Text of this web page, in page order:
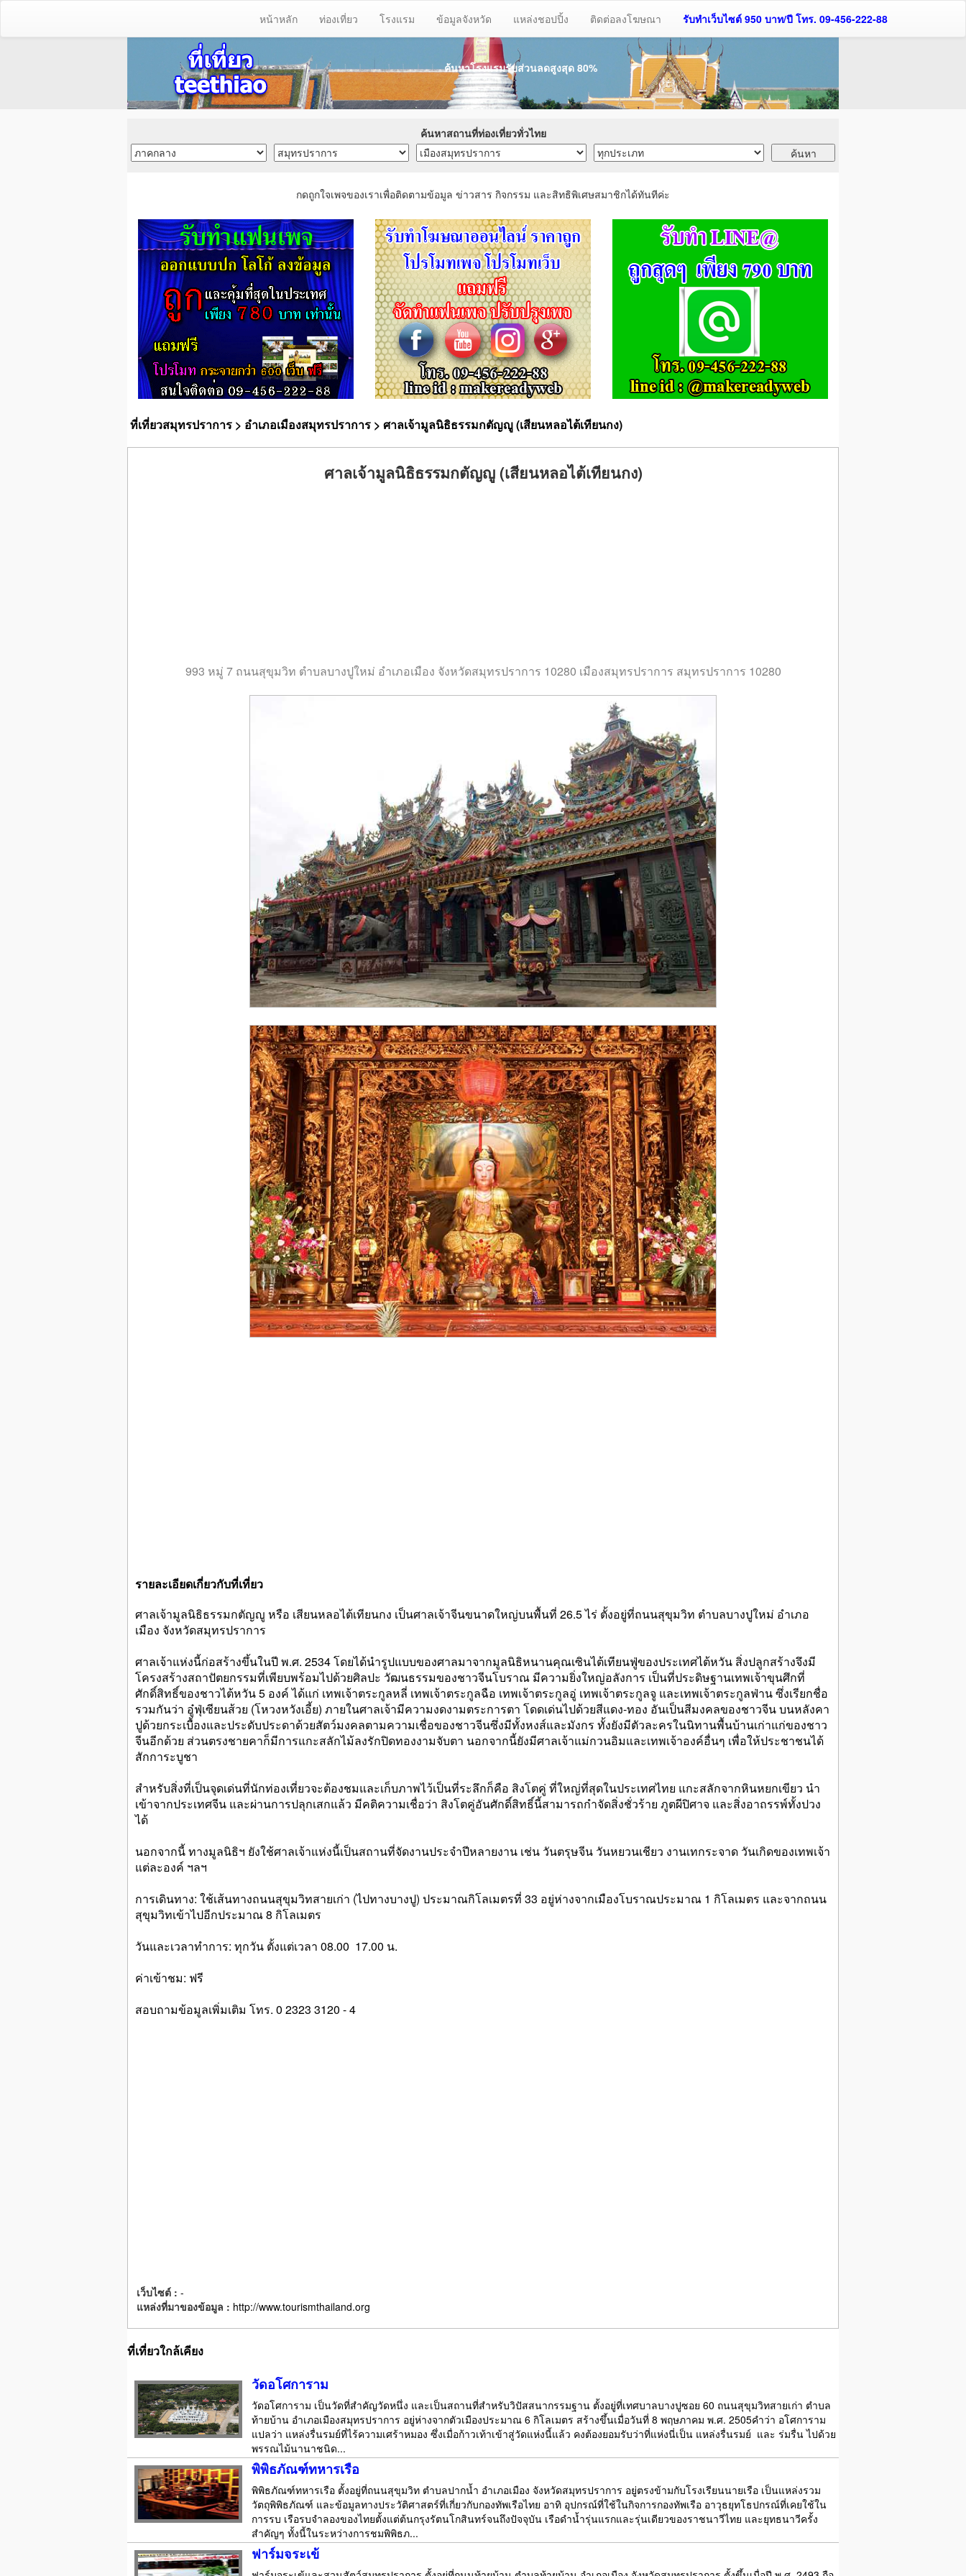
หน้าหลัก ท่องเที่ยว โรงแรม ข้อมูลจังหวัด แหล่งชอปปิ้ง ติดต่อลงโฆษณา รับทำเว็บไซต์ 950 บาท/ปี โทร. 09-456-222-88
ค้นหาโรงแรมรับส่วนลดสูงสุด 80%
ค้นหาสถานที่ท่องเที่ยวทั่วไทย
กดถูกใจเพจของเราเพื่อติดตามข้อมูล ข่าวสาร กิจกรรม และสิทธิพิเศษสมาชิกได้ทันทีค่ะ
ที่เที่ยวสมุทรปราการ > อำเภอเมืองสมุทรปราการ > ศาลเจ้ามูลนิธิธรรมกตัญญู (เสียนหลอไต้เทียนกง)
ศาลเจ้ามูลนิธิธรรมกตัญญู (เสียนหลอไต้เทียนกง)
993 หมู่ 7 ถนนสุขุมวิท ตำบลบางปูใหม่ อำเภอเมือง จังหวัดสมุทรปราการ 10280 เมืองสมุทรปราการ สมุทรปราการ 10280
รายละเอียดเกี่ยวกับที่เที่ยว
ศาลเจ้ามูลนิธิธรรมกตัญญู หรือ เสียนหลอไต้เทียนกง เป็นศาลเจ้าจีนขนาดใหญ่บนพื้นที่ 26.5 ไร่ ตั้งอยู่ที่ถนนสุขุมวิท ตำบลบางปูใหม่ อำเภอ
เมือง จังหวัดสมุทรปราการ
ศาลเจ้าแห่งนี้ก่อสร้างขึ้นในปี พ.ศ. 2534 โดยได้นำรูปแบบของศาลมาจากมูลนิธิหนานคุณเซินไต้เทียนฟู่ของประเทศไต้หวัน สิ่งปลูกสร้างจึงมี
โครงสร้างสถาปัตยกรรมที่เพียบพร้อมไปด้วยศิลปะ วัฒนธรรมของชาวจีนโบราณ มีความยิ่งใหญ่อลังการ เป็นที่ประดิษฐานเทพเจ้าขุนศึกที่
ศักดิ์สิทธิ์ของชาวไต้หวัน 5 องค์ ได้แก่ เทพเจ้าตระกูลหลี่ เทพเจ้าตระกูลฉือ เทพเจ้าตระกูลอู่ เทพเจ้าตระกูลจู และเทพเจ้าตระกูลฟ่าน ซึ่งเรียกชื่อ
รวมกันว่า อู๋ฟุ่เซียนส้วย (โหวงหวังเอี้ย) ภายในศาลเจ้ามีความงดงามตระการตา โดดเด่นไปด้วยสีแดง-ทอง อันเป็นสีมงคลของชาวจีน บนหลังคา
ปูด้วยกระเบื้องและประดับประดาด้วยสัตว์มงคลตามความเชื่อของชาวจีนซึ่งมีทั้งหงส์และมังกร ทั้งยังมีตัวละครในนิทานพื้นบ้านเก่าแก่ของชาว
จีนอีกด้วย ส่วนตรงชายคาก็มีการแกะสลักไม้ลงรักปิดทองงามจับตา นอกจากนี้ยังมีศาลเจ้าแม่กวนอิมและเทพเจ้าองค์อื่นๆ เพื่อให้ประชาชนได้
สักการะบูชา
สำหรับสิ่งที่เป็นจุดเด่นที่นักท่องเที่ยวจะต้องชมและเก็บภาพไว้เป็นที่ระลึกก็คือ สิงโตคู่ ที่ใหญ่ที่สุดในประเทศไทย แกะสลักจากหินหยกเขียว นำ
เข้าจากประเทศจีน และผ่านการปลุกเสกแล้ว มีคติความเชื่อว่า สิงโตคู่อันศักดิ์สิทธิ์นี้สามารถกำจัดสิ่งชั่วร้าย ภูตผีปิศาจ และสิ่งอาถรรพ์ทั้งปวง
ได้
นอกจากนี้ ทางมูลนิธิฯ ยังใช้ศาลเจ้าแห่งนี้เป็นสถานที่จัดงานประจำปีหลายงาน เช่น วันตรุษจีน วันหยวนเชียว งานเทกระจาด วันเกิดของเทพเจ้า
แต่ละองค์ ฯลฯ
การเดินทาง: ใช้เส้นทางถนนสุขุมวิทสายเก่า (ไปทางบางปู) ประมาณกิโลเมตรที่ 33 อยู่ห่างจากเมืองโบราณประมาณ 1 กิโลเมตร และจากถนน
สุขุมวิทเข้าไปอีกประมาณ 8 กิโลเมตร
วันและเวลาทำการ: ทุกวัน ตั้งแต่เวลา 08.00  17.00 น.
ค่าเข้าชม: ฟรี
สอบถามข้อมูลเพิ่มเติม โทร. 0 2323 3120 - 4
เว็บไซต์ : -
แหล่งที่มาของข้อมูล : http://www.tourismthailand.org
ที่เที่ยวใกล้เคียง
วัดอโศการาม
วัดอโศการาม เป็นวัดที่สำคัญวัดหนึ่ง และเป็นสถานที่สำหรับวิปัสสนากรรมฐาน ตั้งอยู่ที่เทศบาลบางปูซอย 60 ถนนสุขุมวิทสายเก่า ตำบล
ท้ายบ้าน อำเภอเมืองสมุทรปราการ อยู่ห่างจากตัวเมืองประมาณ 6 กิโลเมตร สร้างขึ้นเมื่อวันที่ 8 พฤษภาคม พ.ศ. 2505คำว่า อโศการาม
แปลว่า แหล่งรื่นรมย์ที่ไร้ความเศร้าหมอง ซึ่งเมื่อก้าวเท้าเข้าสู่วัดแห่งนี้แล้ว คงต้องยอมรับว่าที่แห่งนี่เป็น แหล่งรื่นรมย์  และ ร่มรื่น ไปด้วย
พรรณไม้นานาชนิด...
พิพิธภัณฑ์ทหารเรือ
พิพิธภัณฑ์ทหารเรือ ตั้งอยู่ที่ถนนสุขุมวิท ตำบลปากน้ำ อำเภอเมือง จังหวัดสมุทรปราการ อยู่ตรงข้ามกับโรงเรียนนายเรือ เป็นแหล่งรวม
วัตถุพิพิธภัณฑ์ และข้อมูลทางประวัติศาสตร์ที่เกี่ยวกับกองทัพเรือไทย อาทิ อุปกรณ์ที่ใช้ในกิจการกองทัพเรือ อาวุธยุทโธปกรณ์ที่เคยใช้ใน
การรบ เรือรบจำลองของไทยตั้งแต่ต้นกรุงรัตนโกสินทร์จนถึงปัจจุบัน เรือดำน้ำรุ่นแรกและรุ่นเดียวของราชนาวีไทย และยุทธนาวีครั้ง
สำคัญๆ ทั้งนี้ในระหว่างการชมพิพิธภ...
ฟาร์มจระเข้